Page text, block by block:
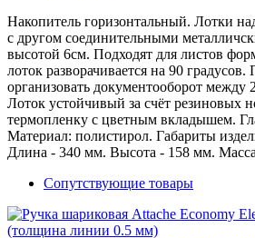
Накопитель горизонтальный. Лотки
с другом соединительными
высотой 6см. Подходят для листов
лоток разворачивается на 90 градусов.
организовать документооборот между
Лоток устойчивый за счёт резиновых
термопленку с цветным вкладышем.
Материал: полистирол. Габариты
Длина - 340 мм. Высота - 158 мм. Масса
Сопутствующие товары